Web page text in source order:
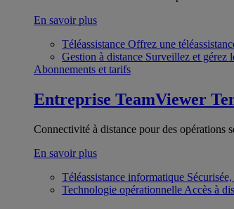
En savoir plus
Téléassistance Offrez une
Gestion à distance Surveillez et gérez
Abonnements et tarifs
Entreprise TeamViewer
Connectivité à distance pour des opérations
En savoir plus
Téléassistance informatique
Technologie opérationnelle Accès à